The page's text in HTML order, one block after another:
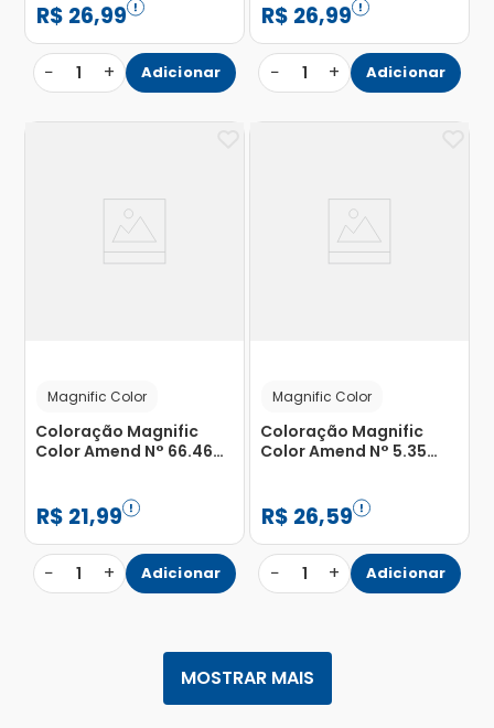
R$ 26,99
− 1 + Adicionar
R$ 26,99
− 1 + Adicionar
Magnific Color
Coloração Magnific
Color Amend N° 66.46
R$ 21,99
− 1 + Adicionar
Magnific Color
Coloração Magnific
Color Amend N° 5.35
R$ 26,59
− 1 + Adicionar
MOSTRAR MAIS